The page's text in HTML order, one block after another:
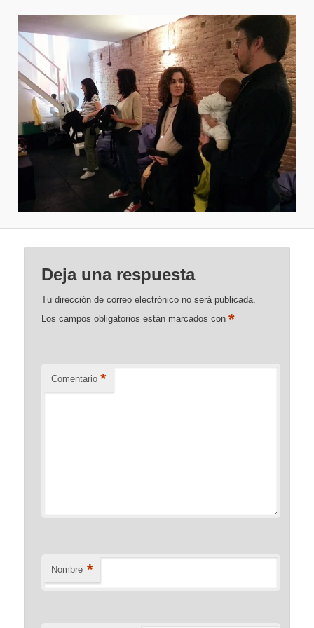
Deja una respuesta
Tu dirección de correo electrónico no será publicada.
Los campos obligatorios están marcados con*
Comentario *
Nombre *